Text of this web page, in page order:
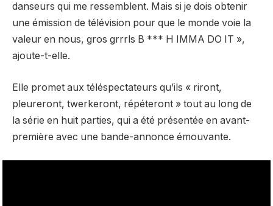
danseurs qui me ressemblent. Mais si je dois obtenir
une émission de télévision pour que le monde voie la
valeur en nous, gros grrrls B *** H IMMA DO IT »,
ajoute-t-elle.
Elle promet aux téléspectateurs qu’ils « riront,
pleureront, twerkeront, répéteront » tout au long de
la série en huit parties, qui a été présentée en avant-
première avec une bande-annonce émouvante.